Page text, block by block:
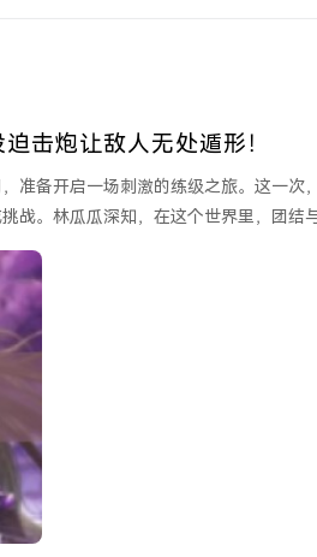
击炮让敌人无处遁形！
准备开启一场刺激的练级之旅。这一次
战。林瓜瓜深知，在这个世界里，团结